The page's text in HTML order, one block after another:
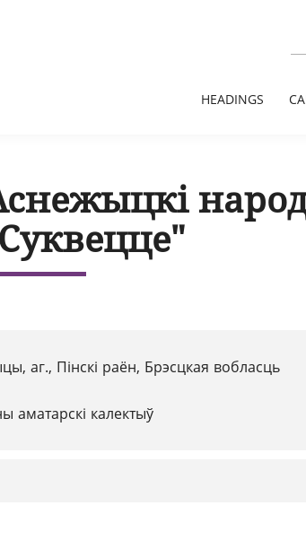
HEADINGS
аг., Пінскі раён, Брэсцкая вобласць
аматарскі калектыў